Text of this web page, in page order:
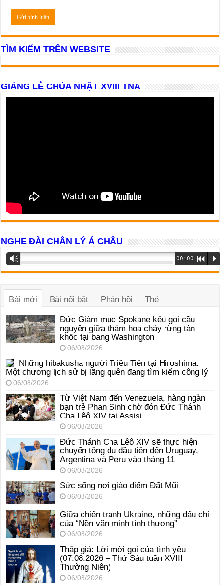
TÌM KIẾM TRÊN WEBSITE
GIẢNG LỄ CHÚA NHẬT XVIII TNA
NGHE ĐÀI CHÂN LÝ Á CHÂU
Trình
phát
âm
Vm 00:00 R P
Bài mới Bài nổi bật Phản hồi Thẻ
Đức Giám mục Spokane kêu gọi cầu
nguyện giữa thảm họa cháy rừng tàn
khốc tại bang Washington
06/08/2026
Những hibakusha người Triều Tiên tại Hiroshima:
Một chương lịch sử bị lãng quên đang tìm kiếm công lý
06/08/2026
Từ Việt Nam đến Venezuela, hàng ngàn
bạn trẻ Phan Sinh chờ đón Đức Thánh
Cha Lêô XIV tại Assisi
06/08/2026
Đức Thánh Cha Lêô XIV sẽ thực hiện
chuyến tông du đầu tiên đến Uruguay,
Argentina và Peru vào tháng 11
06/08/2026
Sức sống nơi giáo điểm Đất Mũi
06/08/2026
Giữa chiến tranh Ukraine, những dấu chỉ
của “Nền văn minh tình thương”
06/08/2026
Thập giá: Lời mời gọi của tình yêu
(07.08.2026 – Thứ Sáu tuần XVIII
Thường Niên)
06/08/2026